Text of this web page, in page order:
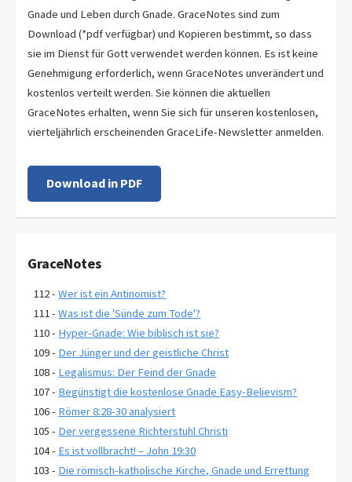
Gnade und Leben durch Gnade. GraceNotes sind zum
Download (*pdf verfügbar) und Kopieren bestimmt, so dass
sie im Dienst für Gott verwendet werden können. Es ist keine
Genehmigung erforderlich, wenn GraceNotes unverändert und
kostenlos verteilt werden. Sie können die aktuellen
GraceNotes erhalten, wenn Sie sich für unseren kostenlosen,
vierteljährlich erscheinenden GraceLife-Newsletter anmelden.
Download in PDF
GraceNotes
112 -Wer ist ein Antinomist?
111 -Was ist die 'Sünde zum Tode'?
110 - Hyper-Gnade: Wie biblisch ist sie?
109 - Der Jünger und der geistliche Christ
108 - Legalismus: Der Feind der Gnade
107 - Begünstigt die kostenlose Gnade Easy-Believism?
106 - Römer 8:28-30 analysiert
105 - Der vergessene Richterstuhl Christi
104 - Es ist vollbracht! – John 19:30
103 - Die römisch-katholische Kirche, Gnade und Errettung